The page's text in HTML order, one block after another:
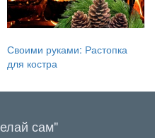
Своими руками: Растопка
для костра
сам"